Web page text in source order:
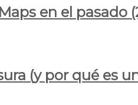
en el pasado
(y por qué es